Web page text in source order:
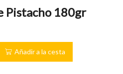
Pistacho 180gr
Añadir a la cesta